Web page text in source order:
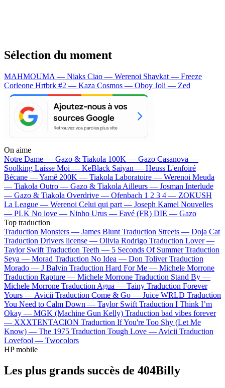
Sélection du moment
MAHMOUMA — Niaks Ciao — Werenoi Shavkat — Freeze
Corleone Hrtbrk #2 — Kaza Cosmos — Oboy Joli — Zed
On aime
Notre Dame — Gazo & Tiakola 100K — Gazo Casanova —
Soolking Laisse Moi — KeBlack Saiyan — Heuss L'enfoiré
Bécane —Yamê 200K — Tiakola Laboratoire — Werenoi Meuda
— Tiakola Outro — Gazo & Tiakola Ailleurs — Josman Interlude
— Gazo & Tiakola Overdrive — Ofenbach 1 2 3 4 — ZOKUSH
La League — Werenoi Celui qui part — Joseph Kamel Nouvelles
— PLK No love — Ninho Urus — Favé (FR) DIE — Gazo
Top traduction
Traduction Monsters — James Blunt Traduction Streets — Doja Cat
Traduction Drivers license — Olivia Rodrigo Traduction Lover —
Taylor Swift Traduction Teeth — 5 Seconds Of Summer Traduction
Seya — Morad Traduction No Idea — Don Toliver Traduction
Morado — J Balvin Traduction Hard For Me — Michele Morrone
Traduction Rapture — Michele Morrone Traduction Stand By —
Michele Morrone Traduction Agua — Tainy Traduction Forever
Yours — Avicii Traduction Come & Go — Juice WRLD Traduction
You Need to Calm Down — Taylor Swift Traduction I Think I’m
Okay — MGK (Machine Gun Kelly) Traduction bad vibes forever
— XXXTENTACION Traduction If You're Too Shy (Let Me
Know) — The 1975 Traduction Tough Love — Avicii Traduction
Lovefool — Twocolors
HP mobile
Les plus grands succès de 404Billy